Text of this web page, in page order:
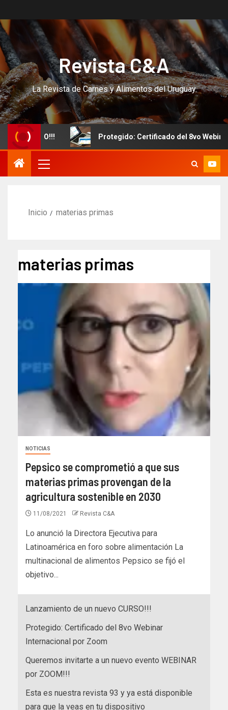
Revista C&A
La Revista de Carnes y Alimentos del Uruguay
CURSO!!! Protegido: Certificado del 8vo Webinar
Inicio materias primas
materias primas
NOTICIAS
Pepsico se comprometió a que sus
materias primas provengan de la
agricultura sostenible en 2030
11/08/2021 Revista C&A
Lo anunció la Directora Ejecutiva para
Latinoamérica en foro sobre alimentación La
multinacional de alimentos Pepsico se fijó el
objetivo...
Lanzamiento de un nuevo CURSO!!!
Protegido: Certificado del 8vo Webinar
Internacional por Zoom
Queremos invitarte a un nuevo evento WEBINAR
por ZOOM!!!
Esta es nuestra revista 93 y ya está disponible
para que la veas en tu dispositivo